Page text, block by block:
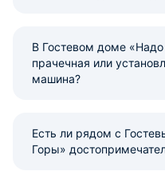
В Гостевом доме
прачечная или
машина?
Есть ли рядом с
Горы»